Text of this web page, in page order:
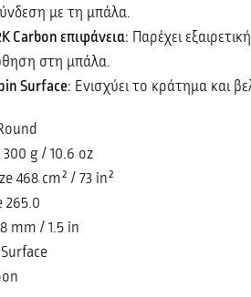
με τη μπάλα.
Carbon επιφάνεια: Παρέχει
στη μπάλα.
Surface: Ενισχύει το κράτημα και
g / 10.6 oz
468 cm² / 73 in²
265.0
mm / 1.5 in